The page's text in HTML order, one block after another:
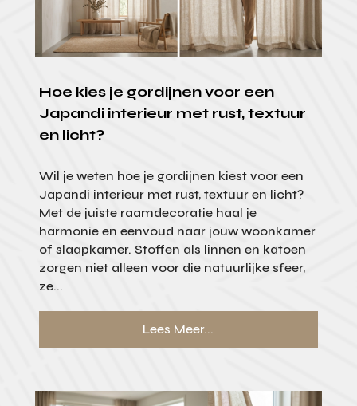
Hoe kies je gordijnen voor een
Japandi interieur met rust, textuur
en licht?
Wil je weten hoe je gordijnen kiest voor een
Japandi interieur met rust, textuur en licht?
Met de juiste raamdecoratie haal je
harmonie en eenvoud naar jouw woonkamer
of slaapkamer. Stoffen als linnen en katoen
zorgen niet alleen voor die natuurlijke sfeer,
ze...
Lees Meer...